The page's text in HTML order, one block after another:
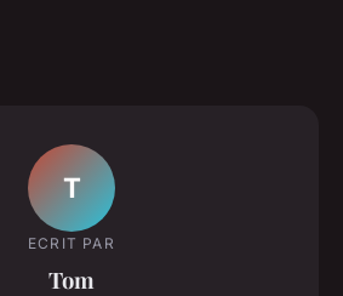
T
ECRIT PAR
Tom